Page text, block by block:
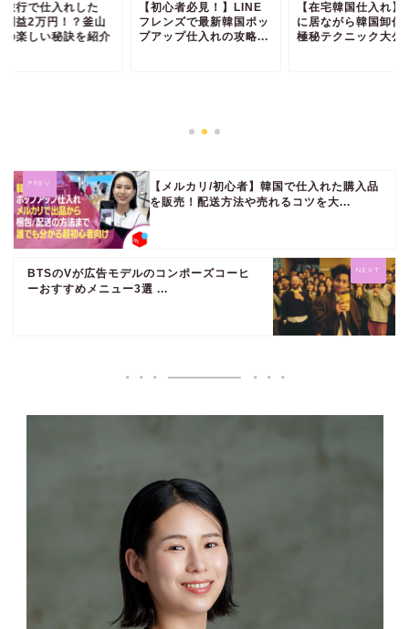
心者必見！】LINE
ンズで最新韓国ポッ
ップ仕入れの攻略...
【在宅韓国仕入れ】日本
に居ながら韓国卸仕入れ
極秘テクニック大公開！
釜山旅行で仕入れし
ら、利益2万円！？
旅行の楽しい秘訣を
【メルカリ/初心者】韓国で仕入れた購入品
を販売！配送方法や売れるコツを大...
BTSのVが広告モデルのコンポーズコーヒ
ーおすすめメニュー3選 ...